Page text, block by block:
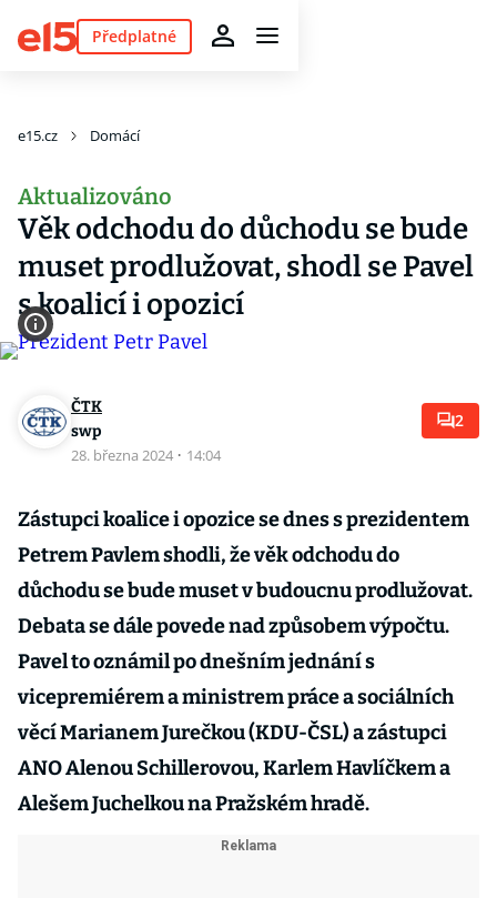
Předplatné
e15.cz Domácí
Aktualizováno
Věk odchodu do důchodu se bude
muset prodlužovat, shodl se Pavel
s koalicí i opozicí
ČTK
swp
28. března 2024 · 14:04
2
Zástupci koalice i opozice se dnes s prezidentem
Petrem Pavlem shodli, že věk odchodu do
důchodu se bude muset v budoucnu prodlužovat.
Debata se dále povede nad způsobem výpočtu.
Pavel to oznámil po dnešním jednání s
vicepremiérem a ministrem práce a sociálních
věcí Marianem Jurečkou (KDU-ČSL) a zástupci
ANO Alenou Schillerovou, Karlem Havlíčkem a
Alešem Juchelkou na Pražském hradě.